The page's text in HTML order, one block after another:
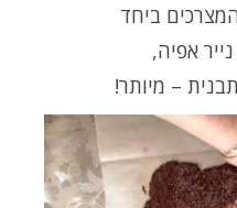
ביחד
אפיה,
– מיותר!